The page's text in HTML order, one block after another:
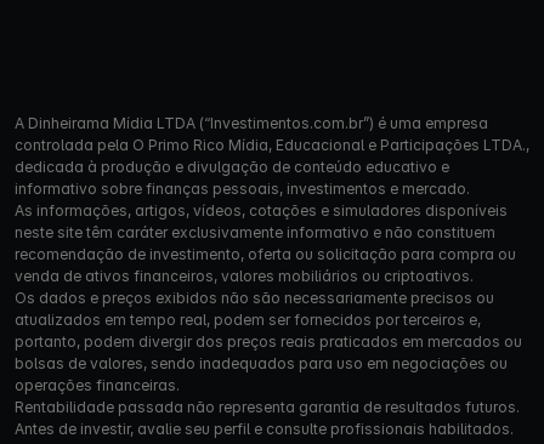
A Dinheirama Mídia LTDA (“Investimentos.com.br”) é uma empresa
controlada pela O Primo Rico Mídia, Educacional e Participações LTDA.,
dedicada à produção e divulgação de conteúdo educativo e
informativo sobre finanças pessoais, investimentos e mercado.
As informações, artigos, vídeos, cotações e simuladores disponíveis
neste site têm caráter exclusivamente informativo e não constituem
recomendação de investimento, oferta ou solicitação para compra ou
venda de ativos financeiros, valores mobiliários ou criptoativos.
Os dados e preços exibidos não são necessariamente precisos ou
atualizados em tempo real, podem ser fornecidos por terceiros e,
portanto, podem divergir dos preços reais praticados em mercados ou
bolsas de valores, sendo inadequados para uso em negociações ou
operações financeiras.
Rentabilidade passada não representa garantia de resultados futuros.
Antes de investir, avalie seu perfil e consulte profissionais habilitados.